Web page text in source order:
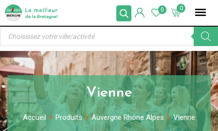
Skip
content
0
0
Recherche
produits
Vienne
Accueil Produits Auvergne Rhône Alpes Vienne